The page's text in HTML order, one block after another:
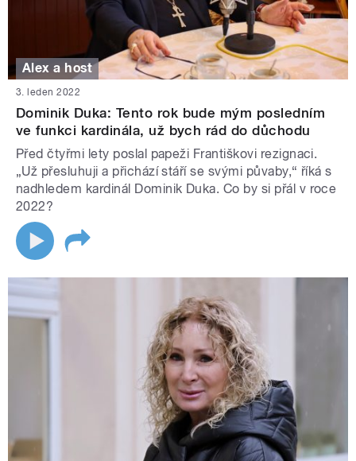
Alex a host
3. leden 2022
Dominik Duka: Tento rok bude mým posledním
ve funkci kardinála, už bych rád do důchodu
Před čtyřmi lety poslal papeži Františkovi rezignaci.
„Už přesluhuji a přichází stáří se svými půvaby,“ říká s
nadhledem kardinál Dominik Duka. Co by si přál v roce
2022?